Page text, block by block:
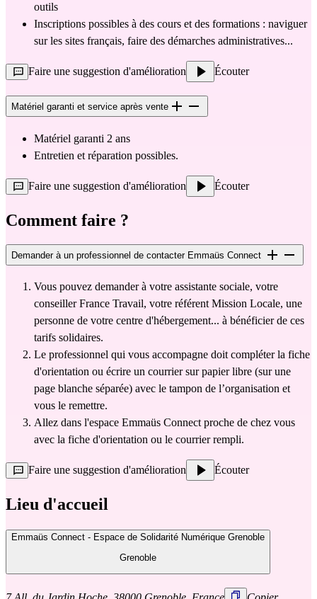
outils
Inscriptions possibles à des cours et des formations : naviguer
sur les sites français, faire des démarches administratives...
Faire une suggestion d'amélioration Écouter
Matériel garanti et service après vente
Matériel garanti 2 ans
Entretien et réparation possibles.
Faire une suggestion d'amélioration Écouter
Comment faire ?
Demander à un professionnel de contacter Emmaüs Connect
Vous pouvez demander à votre assistante sociale, votre
conseiller France Travail, votre référent Mission Locale, une
personne de votre centre d'hébergement... à bénéficier de ces
tarifs solidaires.
Le professionnel qui vous accompagne doit compléter la fiche
d'orientation ou écrire un courrier sur papier libre (sur une
page blanche séparée) avec le tampon de l’organisation et
vous le remettre.
Allez dans l'espace Emmaüs Connect proche de chez vous
avec la fiche d'orientation ou le courrier rempli.
Faire une suggestion d'amélioration Écouter
Lieu d'accueil
Emmaüs Connect - Espace de Solidarité Numérique Grenoble
Grenoble